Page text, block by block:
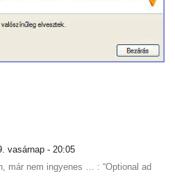
vasárnap - 20:05
már nem ingyenes … : “Optional ad